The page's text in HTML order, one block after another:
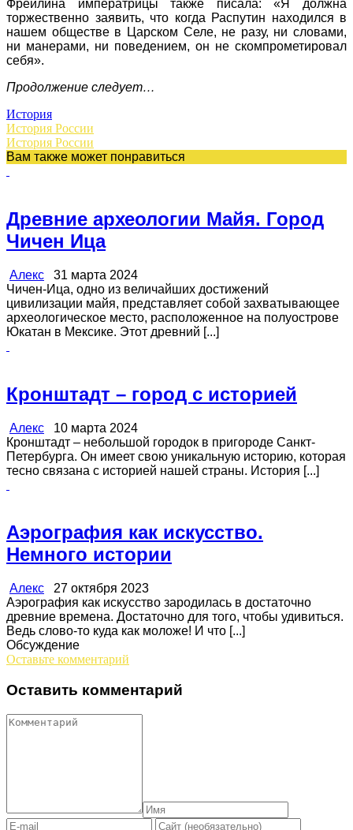
Фрейлина императрицы также писала: «Я должна
торжественно заявить, что когда Распутин находился в
нашем обществе в Царском Селе, не разу, ни словами,
ни манерами, ни поведением, он не скомпрометировал
себя».
Продолжение следует…
История
История России
История России
Вам также может понравиться
Древние археологии Майя. Город
Чичен Ица
Алекс 31 марта 2024
Чичен-Ица, одно из величайших достижений
цивилизации майя, представляет собой захватывающее
археологическое место, расположенное на полуострове
Юкатан в Мексике. Этот древний [...]
Кронштадт – город с историей
Алекс 10 марта 2024
Кронштадт – небольшой городок в пригороде Санкт-
Петербурга. Он имеет свою уникальную историю, которая
тесно связана с историей нашей страны. История [...]
Аэрография как искусство.
Немного истории
Алекс 27 октября 2023
Аэрография как искусство зародилась в достаточно
древние времена. Достаточно для того, чтобы удивиться.
Ведь слово-то куда как моложе! И что [...]
Обсуждение
Оставьте комментарий
Оставить комментарий